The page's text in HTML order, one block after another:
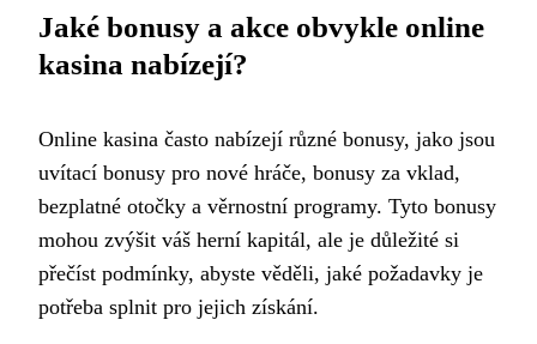
Jaké bonusy a akce obvykle online
kasina nabízejí?
Online kasina často nabízejí různé bonusy, jako jsou
uvítací bonusy pro nové hráče, bonusy za vklad,
bezplatné otočky a věrnostní programy. Tyto bonusy
mohou zvýšit váš herní kapitál, ale je důležité si
přečíst podmínky, abyste věděli, jaké požadavky je
potřeba splnit pro jejich získání.